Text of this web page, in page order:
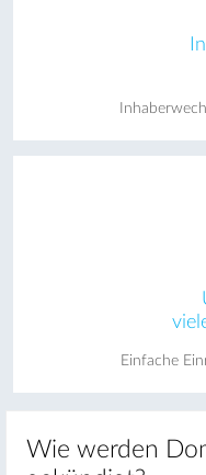
Einfache
Wie werden